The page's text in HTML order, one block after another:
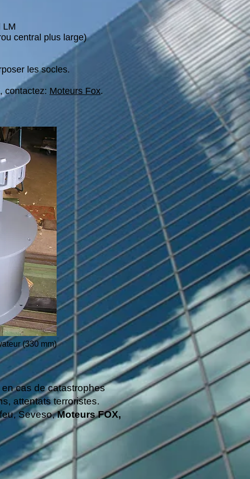
LM
central plus large)
les socles.
contactez: Moteurs Fox.
(330 mm)
cas de catastrophes
attentats terroristes.
Seveso,Moteurs FOX,